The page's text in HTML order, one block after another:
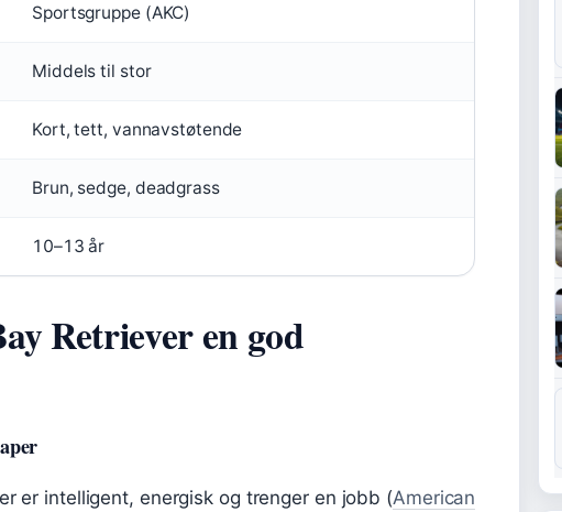
Sportsgruppe (AKC)
Middels til stor
Kort, tett, vannavstøtende
Brun, sedge, deadgrass
10–13 år
Retriever en god
er intelligent, energisk og trenger en jobb (American